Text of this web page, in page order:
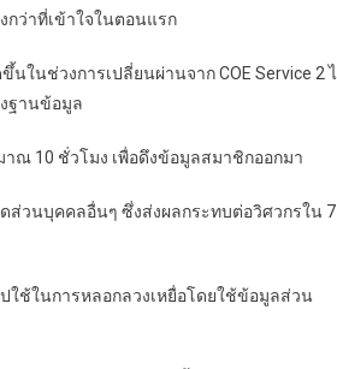
กว่าที่เข้าใจในตอนแรก
ในช่วงการเปลี่ยนผ่านจาก COE Service 2
งฐานข้อมูล
ณ 10 ชั่วโมง เพื่อดึงข้อมูลสมาชิกออกมา
ส่วนบุคคลอื่นๆ ซึ่งส่งผลกระทบต่อวิศวกรใน 7
ใช้ในการหลอกลวงเหยื่อโดยใช้ข้อมูลส่วน